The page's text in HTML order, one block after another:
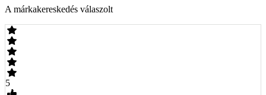
A márkakereskedés válaszolt
5